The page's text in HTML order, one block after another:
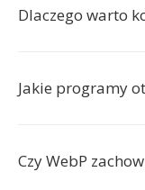
Dlaczego warto
Jakie programy
Czy WebP